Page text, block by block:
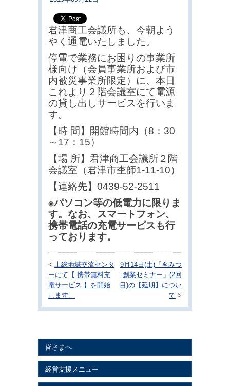
君津商工会議所も、今朝よう
やく通電いたしました。
停電で業務にお困りの事業所
様向け（会員事業所および市
内被災事業所限定）に、本日
これより２階会議室にて電源
の貸し出しサービスを行いま
す。
【時 間】開館時間内（8：30
～17：15）
【場 所】君津商工会議所２階
会議室（君津市杢師1-11-10）
【連絡先】0439-52-2511
※パソコン等の低電力に限りま
す。なお、スマートフォン、
携帯電話の充電サービスも行
っております。
<
上総地域交流センタ
ーにて【 携帯無料充
電サービス 】を開始
します。
9月14日(土)「きみつ
創業セミナー」(2回
目)の【延期】につい
て >
皆さまへ
経営支援メニュー